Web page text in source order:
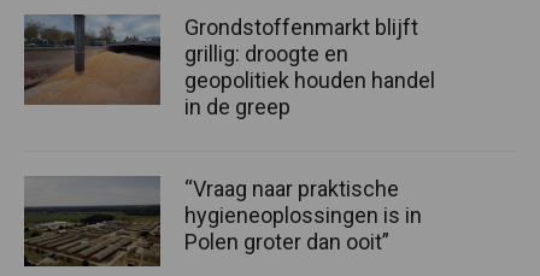
Grondstoffenmarkt blijft
grillig: droogte en
geopolitiek houden handel
in de greep
“Vraag naar praktische
hygieneoplossingen is in
Polen groter dan ooit”